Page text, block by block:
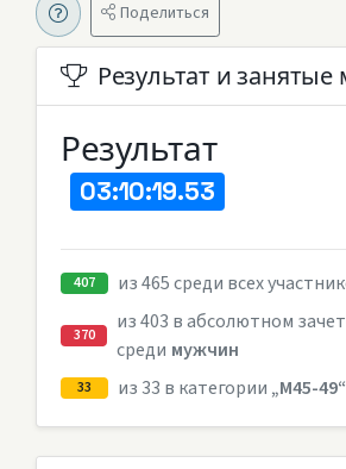
Поделиться
Результат и занятые
Результат
03:10:19.53
407 из 465 среди всех
370
из 403 в абсолютном
среди мужчин
33 из 33 в категории „M45-49“